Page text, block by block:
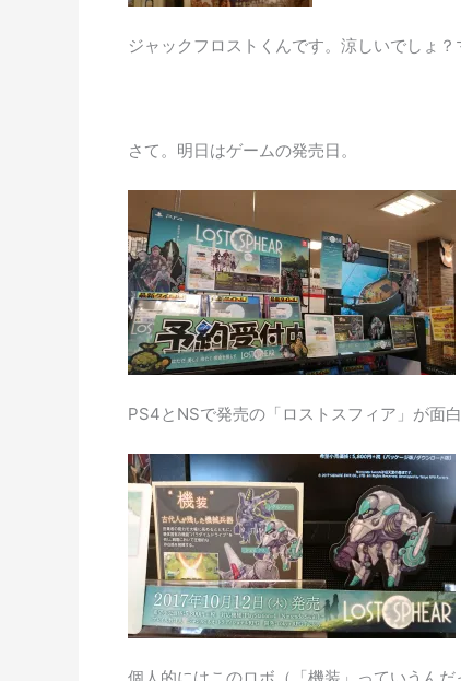
ジャックフロストくんです。涼しいでしょ？
さて。明日はゲームの発売日。
PS4とNSで発売の「ロストスフィア」が面